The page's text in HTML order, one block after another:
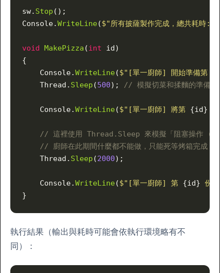
sw. Stop ();
Console.WriteLine($"所有披薩製作完成，總共耗時:
void MakePizza (int id)
{
    Console.
WriteLine($"[單一廚師] 開始準備第
    Thread.
Sleep (500); // 模擬切菜和揉麵的準備時
    Console.
WriteLine($"[單一廚師] 將第 {id}
// 這裡使用 Thread.Sleep 來模擬「阻塞操作
// 廚師在此期間什麼都不能做，只能死等烤箱完成，
    Thread.
Sleep (2000);
    Console.
WriteLine($"[單一廚師] 第 {id} 份
}
執行結果（輸出與耗時可能會依執行環境略有不
同）：